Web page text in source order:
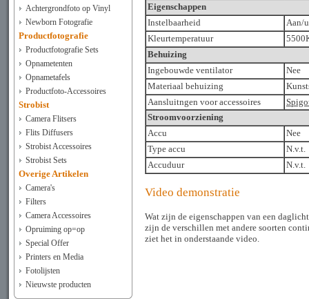
Achtergrondfoto op Vinyl
Newborn Fotografie
Productfotografie
Productfotografie Sets
Opnametenten
Opnametafels
Productfoto-Accessoires
Strobist
Camera Flitsers
Flits Diffusers
Strobist Accessoires
Strobist Sets
Overige Artikelen
Camera's
Filters
Camera Accessoires
Opruiming op=op
Special Offer
Printers en Media
Fotolijsten
Nieuwste producten
Eigenschappen
Instelbaarheid
Aan/
Kleurtemperatuur
Behuizing
Ingebouwde ventilator
Nee
Materiaal behuizing
Aansluitngen voor accessoires
Stroomvoorziening
Accu
Nee
Type accu
N.v.t.
Accuduur
N.v.t.
Video demonstratie
Wat zijn de eigenschappen van een
zijn de verschillen met andere soorten
ziet het in onderstaande video.